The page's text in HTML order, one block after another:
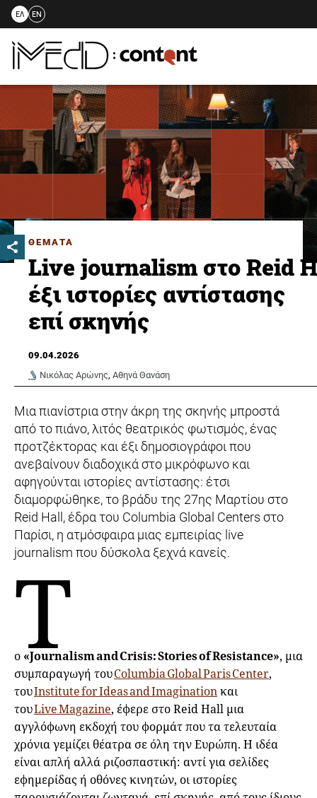
Skip
to
content
ΕΛ EN
ΘΕΜΑΤΑ
Live journalism στο Reid
έξι ιστορίες αντίστασης
επί σκηνής
09.04.2026
Νικόλας Αρώνης, Αθηνά Θανάση
Μια πιανίστρια στην άκρη της σκηνής μπροστά
από το πιάνο, λιτός θεατρικός φωτισμός, ένας
προτζέκτορας και έξι δημοσιογράφοι που
ανεβαίνουν διαδοχικά στο μικρόφωνο και
αφηγούνται ιστορίες αντίστασης: έτσι
διαμορφώθηκε, το βράδυ της 27ης Μαρτίου στο
Reid Hall, έδρα του Columbia Global Centers στο
Παρίσι, η ατμόσφαιρα μιας εμπειρίας live
journalism που δύσκολα ξεχνά κανείς.
Τ
ο «Journalism and Crisis: Stories of Resistance», μια
συμπαραγωγή τουColumbia Global Paris Center,
τουInstitute for Ideas and Imaginationκαι
τουLive Magazine, έφερε στο Reid Hall μια
αγγλόφωνη εκδοχή του φορμάτ που τα τελευταία
χρόνια γεμίζει θέατρα σε όλη την Ευρώπη. Η ιδέα
είναι απλή αλλά ριζοσπαστική: αντί για σελίδες
εφημερίδας ή οθόνες κινητών, οι ιστορίες